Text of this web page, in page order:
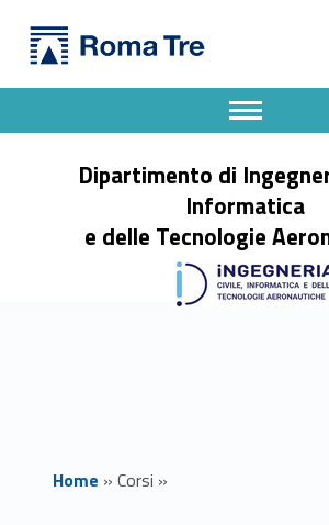
Ingegneria gestionale e dell'automazione - Dipartimento di Ingegneria Civile, Informatica e delle Tecnologie Aeronautiche
Dipartimento di
Informatica
e delle Tecnologie
Apri il menu secondario
Header info sidebar
Home » Corsi »